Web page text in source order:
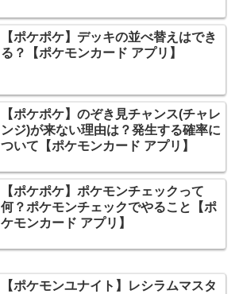
【ポケポケ】デッキの並べ替えはでき
る？【ポケモンカード アプリ】
【ポケポケ】のぞき見チャンス(チャレ
ンジ)が来ない理由は？発生する確率に
ついて【ポケモンカード アプリ】
【ポケポケ】ポケモンチェックって
何？ポケモンチェックでやること【ポ
ケモンカード アプリ】
【ポケモンユナイト】レシラムマスタ